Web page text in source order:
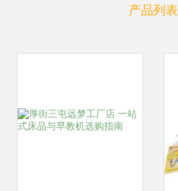
产品列表